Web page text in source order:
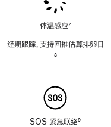
体温感应7
经期跟踪，支持回推估算排卵日
8
SOS 紧急联络9